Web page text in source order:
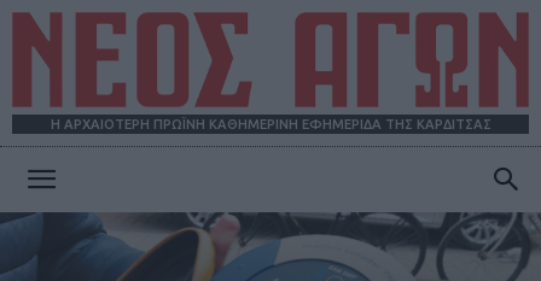
Η ΑΡΧΑΙΟΤΕΡΗ ΠΡΩΪΝΗ ΚΑΘΗΜΕΡΙΝΗ ΕΦΗΜΕΡΙΔΑ ΤΗΣ ΚΑΡΔΙΤΣΑΣ